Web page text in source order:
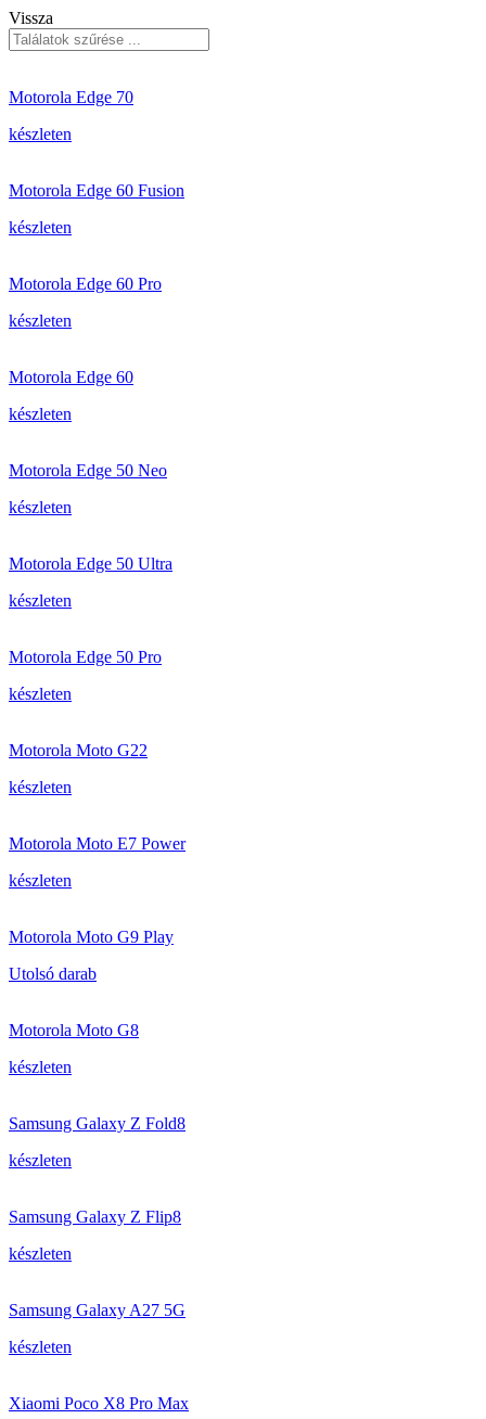
Vissza
Motorola Edge 70
készleten
Motorola Edge 60 Fusion
készleten
Motorola Edge 60 Pro
készleten
Motorola Edge 60
készleten
Motorola Edge 50 Neo
készleten
Motorola Edge 50 Ultra
készleten
Motorola Edge 50 Pro
készleten
Motorola Moto G22
készleten
Motorola Moto E7 Power
készleten
Motorola Moto G9 Play
Utolsó darab
Motorola Moto G8
készleten
Samsung Galaxy Z Fold8
készleten
Samsung Galaxy Z Flip8
készleten
Samsung Galaxy A27 5G
készleten
Xiaomi Poco X8 Pro Max